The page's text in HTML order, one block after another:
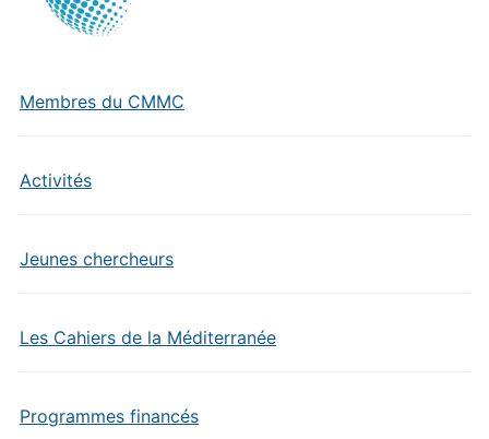
Membres du CMMC
Activités
Jeunes chercheurs
Les Cahiers de la Méditerranée
Programmes financés